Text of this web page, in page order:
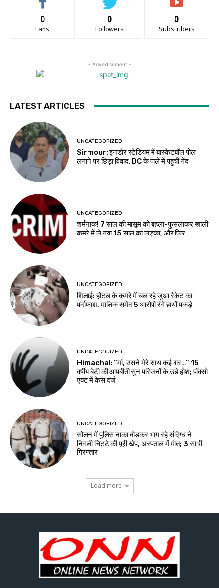
0
Fans
0
Followers
0
Subscribers
- Advertisement -
LATEST ARTICLES
UNCATEGORIZED
Sirmour: इनडोर स्टेडियम में बास्केटबॉल पोल
लगाने पर छिड़ा विवाद, DC के पाले में पहुंची गेंद
UNCATEGORIZED
शर्मनाक! 7 साल की मासूम को बहला-फुसलाकर खाली
कमरे में ले गया 15 साल का लड़का, और फिर…
UNCATEGORIZED
शिलाई: होटल के कमरे में चल रहे जुआ रैकेट का
पर्दाफाश, मालिक समेत 5 आरोपी रंगे हाथों पकड़े
UNCATEGORIZED
Himachal: “मां, उसने मेरे साथ कई बार…” 15
वर्षीय बेटी की आपबीती सुन परिजनों के उड़े होश; पॉक्सो
एक्ट में केस दर्ज
UNCATEGORIZED
सोलन में पुलिस नाका तोड़कर भाग रहे संदिग्ध ने
निगली चिट्टे की पूरी खेप, अस्पताल में मौत; 3 साथी
गिरफ्तार
Load more